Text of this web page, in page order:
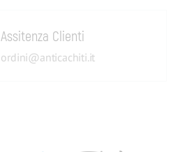
Assitenza Clienti
ordini@anticachiti.it